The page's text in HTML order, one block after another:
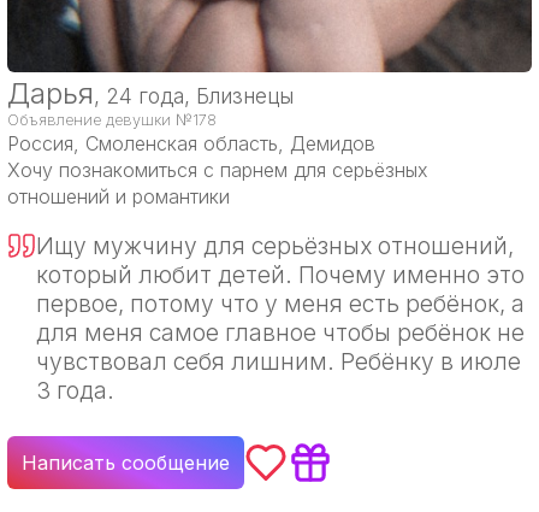
Дарья, 24 года, Близнецы
Объявление девушки №178
Россия, Смоленская область, Демидов
Хочу познакомиться с парнем для серьёзных
отношений и романтики
Ищу мужчину для серьёзных отношений,
который любит детей. Почему именно это
первое, потому что у меня есть ребёнок, а
для меня самое главное чтобы ребёнок не
чувствовал себя лишним. Ребёнку в июле
3 года.
Написать сообщение